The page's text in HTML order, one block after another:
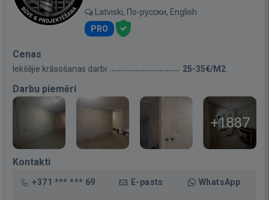
Latviski, По-русски, English
PRO
Cenas
Iekšējie krāsošanas darbi 25-35€/M2
Darbu piemēri
+1887
Kontakti
+371 *** *** 69 E-pasts WhatsApp